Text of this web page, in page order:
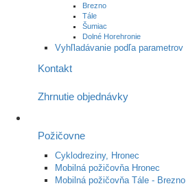
Brezno
Tále
Šumiac
Dolné Horehronie
Vyhľladávanie podľa parametrov
Kontakt
Zhrnutie objednávky
Požičovne
Cyklodreziny, Hronec
Mobilná požičovňa Hronec
Mobilná požičovňa Tále - Brezno